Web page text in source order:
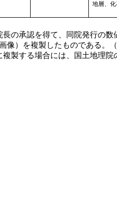
地層、
の承認を得て、同院発行の数
像）を複製したものである
複製する場合には、国土地理